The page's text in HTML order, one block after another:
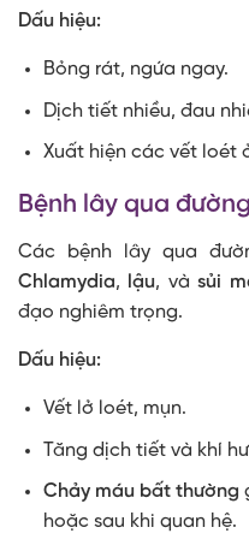
Dấu hiệu:
Bỏng rát, ngứa ngay.
Dịch tiết nhiều, đau
Xuất hiện các vết loét
Bệnh lây qua
Các bệnh lây qua
Chlamydia, lậu, và sủi
đạo nghiêm trọng.
Dấu hiệu:
Vết lở loét, mụn.
Tăng dịch tiết và khí
Chảy máu bất thường
hoặc sau khi quan hệ.